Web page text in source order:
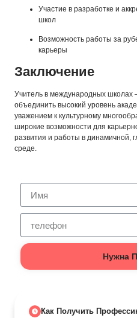
Участие в разработке и
школ
Возможность работы за
карьеры
Заключение
Учитель в международных
объединить высокий уровень
уважением к культурному
широкие возможности для
развития и работы в динамичной,
среде.
Нужна
Как Получить